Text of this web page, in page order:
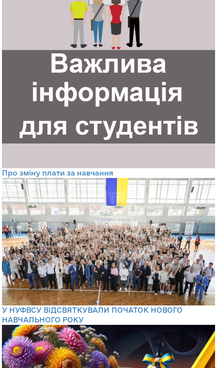
Про зміну плати за навчання
У НУФВСУ ВІДСВЯТКУВАЛИ ПОЧАТОК НОВОГО
НАВЧАЛЬНОГО РОКУ